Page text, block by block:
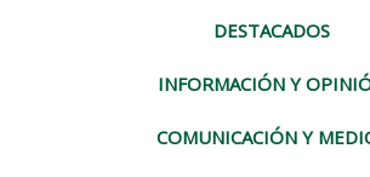
DESTACADOS
INFORMACIÓN Y
COMUNICACIÓN Y